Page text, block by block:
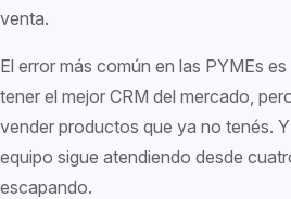
venta.
El error más común en las PYMEs
tener el mejor CRM del mercado,
vender productos que ya no tenés.
equipo sigue atendiendo desde
escapando.